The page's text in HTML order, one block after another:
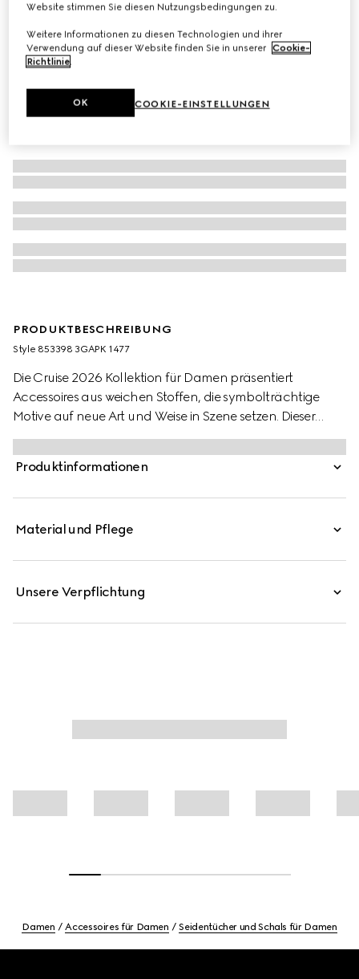
PRODUKTBESCHREIBUNG
Style ‎853398 3GAPK 1477
Die Cruise 2026 Kollektion für Damen präsentiert
Accessoires aus weichen Stoffen, die symbolträchtige
Motive auf neue Art und Weise in Szene setzen. Dieser
Strickschal aus Alpakamischung rückt ein GG Muster in
den Fokus.
Produktinformationen
Material und Pflege
Unsere Verpflichtung
Damen Accessoires für Damen Seidentücher und Schals für Damen
Website stimmen Sie diesen Nutzungsbedingungen zu.
Weitere Informationen zu diesen Technologien und ihrer
Verwendung auf dieser Website finden Sie in unserer Cookie-
Richtlinie.
COOKIE-EINSTELLUNGEN
OK